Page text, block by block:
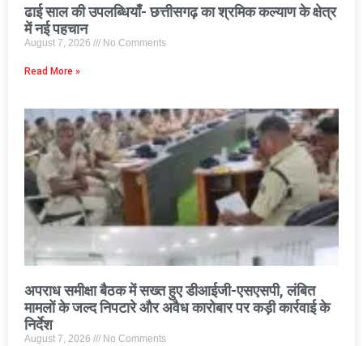
ढाई साल की उपलब्धियाँ- छत्तीसगढ़ का श्रमिक कल्याण के क्षेत्र
में नई पहचान
August 7, 2026 No Comments
Read More »
अपराध समीक्षा बैठक में सख्त हुए डीआईजी-एसएसपी, लंबित
मामलों के जल्द निपटारे और अवैध कारोबार पर कड़ी कार्रवाई के
निर्देश
August 7, 2026 No Comments